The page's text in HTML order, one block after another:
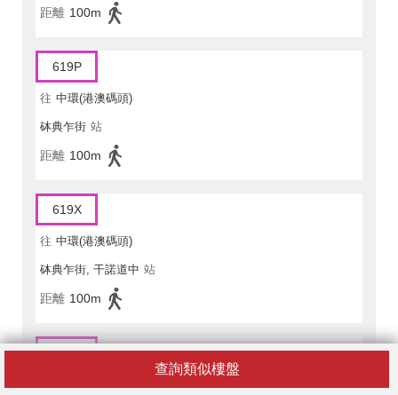
查詢類似樓盤
距離 100m
619P
往 中環(港澳碼頭)
砵典乍街 站
距離 100m
619X
往 中環(港澳碼頭)
砵典乍街, 干諾道中 站
距離 100m
690